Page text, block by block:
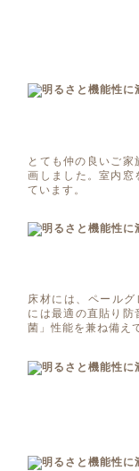
とても仲の良いご
画しました。室内窓
ています。
床材には、ペール
には最適の直貼り防
菌」性能を兼ね備え